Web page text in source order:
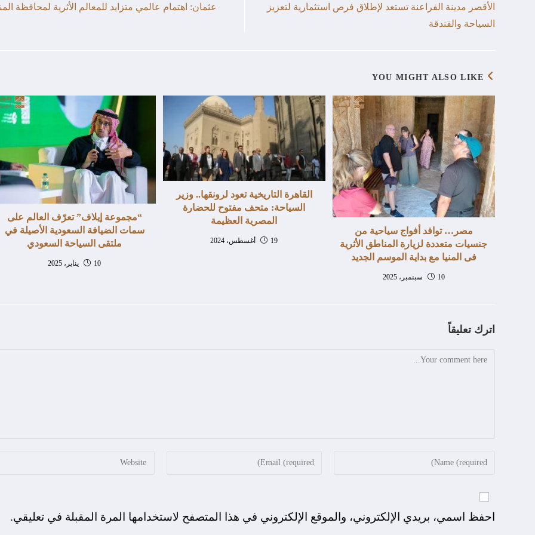
الأقصر مدينة الفراعنة تستعد لإطلاق فرص استثمارية لتعزيز
السياحة والفندقة
عثمان: اهتمام عالمي متزايد للمعالم الأثرية لمحافظة
YOU MIGHT ALSO LIKE
“مجموعة إيلاف” تعرّف العالم على
سمات الضيافة السعودية الأصيلة في
ملتقى السياحة السعودي
10 يناير، 2025
القاهرة التاريخية تعود لرونقها.. وزير
السياحة: متحف مفتوح للحضارة
المصرية العظيمة
19 أغسطس، 2024
مصر… توافد أفواج سياحية من
جنسيات متعددة لزيارة المناطق الأثرية
فى المنيا مع بداية الموسم الجديد
10 سبتمبر، 2025
اترك تعليقاً
احفظ اسمي، بريدي الإلكتروني، والموقع الإلكتروني في هذا المتصفح لاستخدامها المرة المقبلة في تعليقي.